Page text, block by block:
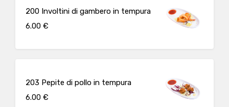
200 Involtini di gambero in tempura
6.00 €
203 Pepite di pollo in tempura
6.00 €